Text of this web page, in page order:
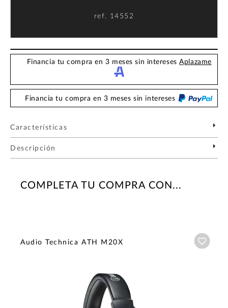
ref. 14552
Financia tu compra en 3 meses sin interesesAplazame
Financia tu compra en 3 meses sin intereses
Características
Descripción
COMPLETA TU COMPRA CON...
Audio Technica ATH M20X